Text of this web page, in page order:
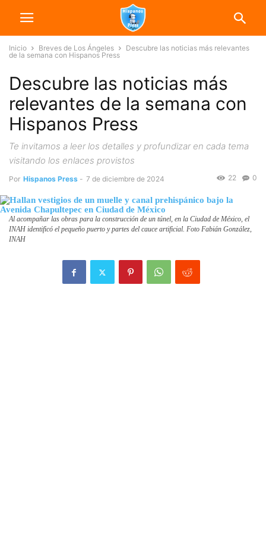
Inicio Breves de Los Ángeles
Descubre las noticias más relevantes
de la semana con Hispanos Press
Descubre las noticias más
relevantes de la semana con
Hispanos Press
Te invitamos a leer los detalles y profundizar en cada tema
visitando los enlaces provistos
Por Hispanos Press - 7 de diciembre de 2024 0
22
Al acompañar las obras para la construcción de un túnel, en la Ciudad de México, el
INAH identificó el pequeño puerto y partes del cauce artificial. Foto Fabián González,
INAH